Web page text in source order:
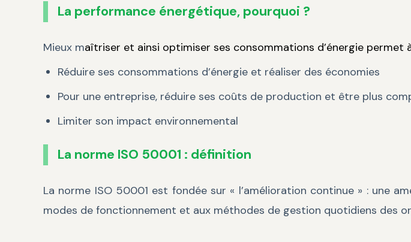
La performance énergétique, pourquoi ?
Mieux maîtriser et ainsi optimiser ses consommations d’énergie permet
Réduire ses consommations d’énergie et réaliser des économies
Pour une entreprise, réduire ses coûts de production et être plus
Limiter son impact environnemental
La norme ISO 50001 : définition
La norme ISO 50001 est fondée sur « l’amélioration continue » : une
modes de fonctionnement et aux méthodes de gestion quotidiens des